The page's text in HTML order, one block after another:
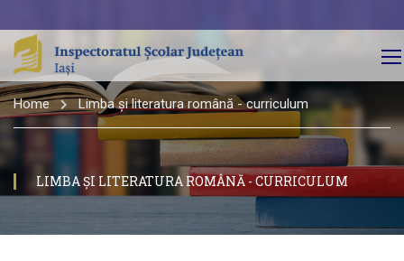
Home Limba și literatura română - curriculum
LIMBA ȘI LITERATURA ROMÂNĂ - CURRICULUM